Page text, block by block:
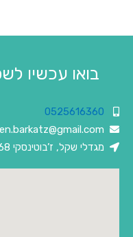
בואו עכשיו
0525616360
מגדלי שקל, ז’בוטינסקי 168 בני ברק